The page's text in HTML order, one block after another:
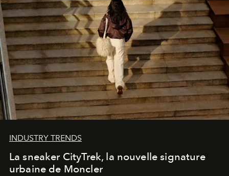
INDUSTRY TRENDS
La sneaker CityTrek, la nouvelle signature
urbaine de Moncler